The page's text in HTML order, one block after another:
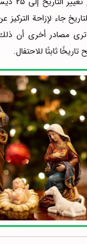
جاء لإزاحة التركيز
ترى مصادر أخرى أن